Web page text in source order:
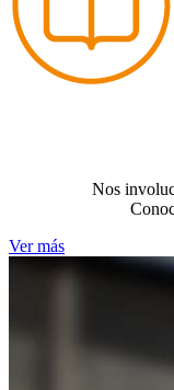
Nos
Ver más